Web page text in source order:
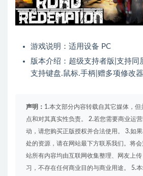
游戏说明：适用设备 PC
版本介绍：超级支持者版|支持同
支持键盘.鼠标.手柄|赠多项修改
声明： 1.本文部分内容转载自其它媒体，
点和对其真实性负责。 2.若您需要商业运
动，请您购买正版授权并合法使用。 3.如
处的资源，请在网站最下方联系我们。将
站所有内容均由互联网收集整理、网友上
习，不存在任何商业目的与商业用途。 5.